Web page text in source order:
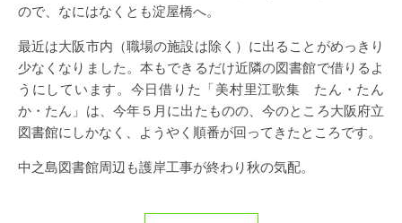
ので、なにはなくとも淀屋橋へ。
最近は大阪市内（職場の施設は除く）に出ることがめっきり
少なくなりました。本もできるだけ近隣の図書館で借りるよ
うにしています。今日借りた「美村里江歌集 たん・たん
か・たん」は、今年５月に出たものの、今のところ大阪府立
図書館にしかなく、ようやく順番が回ってきたところです。
中之島図書館周辺も護岸工事が終わり秋の気配。